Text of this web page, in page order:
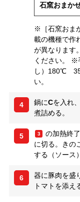
石窯おまか
※［石窯おま
載の機種で作
が異なります
ください。 ※
し）180℃ 35
い。
4 鍋にCを入れ
煮詰める。
5 3
の加熱終
に切る。きの
する（ソース
6
器に豚肉を盛
トマトを添え